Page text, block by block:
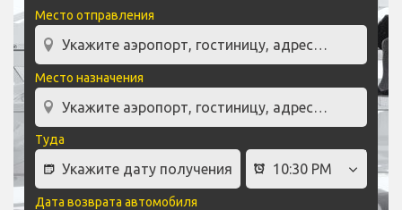
Место отправления
Место назначения
Туда
Дата возврата автомобиля